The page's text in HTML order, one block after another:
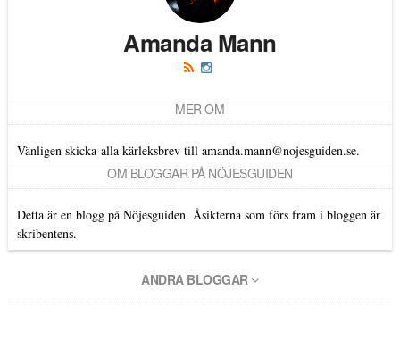
Amanda Mann
MER OM
Vänligen skicka alla kärleksbrev till amanda.mann@nojesguiden.se.
OM BLOGGAR PÅ NÖJESGUIDEN
Detta är en blogg på Nöjesguiden. Åsikterna som förs fram i bloggen är
skribentens.
ANDRA BLOGGAR